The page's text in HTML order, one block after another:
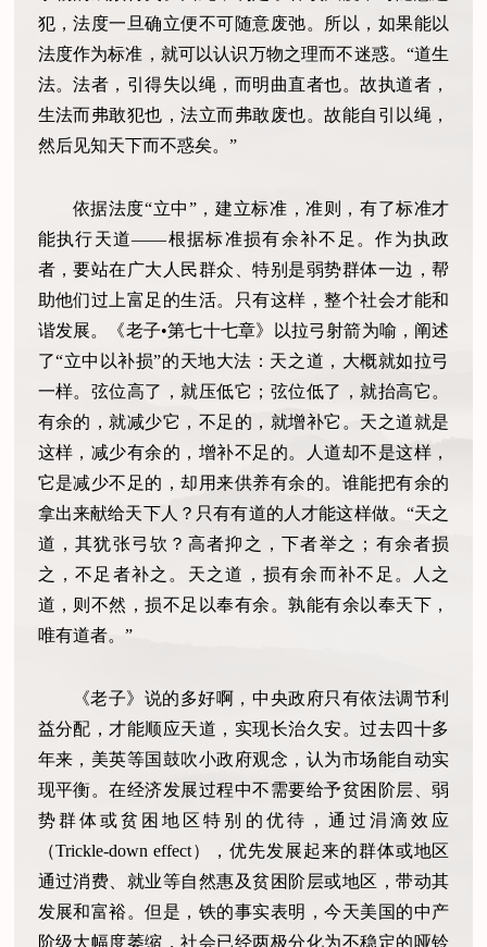
犯，法度一旦确立便不可随意废弛。所以，如果能以
法度作为标准，就可以认识万物之理而不迷惑。“道生
法。法者，引得失以绳，而明曲直者也。故执道者，
生法而弗敢犯也，法立而弗敢废也。故能自引以绳，
然后见知天下而不惑矣。”
依据法度“立中”，建立标准，准则，有了标准才
能执行天道——根据标准损有余补不足。作为执政
者，要站在广大人民群众、特别是弱势群体一边，帮
助他们过上富足的生活。只有这样，整个社会才能和
谐发展。《老子•第七十七章》以拉弓射箭为喻，阐述
了“立中以补损”的天地大法：天之道，大概就如拉弓
一样。弦位高了，就压低它；弦位低了，就抬高它。
有余的，就减少它，不足的，就增补它。天之道就是
这样，减少有余的，增补不足的。人道却不是这样，
它是减少不足的，却用来供养有余的。谁能把有余的
拿出来献给天下人？只有有道的人才能这样做。“天之
道，其犹张弓欤？高者抑之，下者举之；有余者损
之，不足者补之。天之道，损有余而补不足。人之
道，则不然，损不足以奉有余。孰能有余以奉天下，
唯有道者。”
《老子》说的多好啊，中央政府只有依法调节利
益分配，才能顺应天道，实现长治久安。过去四十多
年来，美英等国鼓吹小政府观念，认为市场能自动实
现平衡。在经济发展过程中不需要给予贫困阶层、弱
势群体或贫困地区特别的优待，通过涓滴效应
（Trickle-down effect），优先发展起来的群体或地区
通过消费、就业等自然惠及贫困阶层或地区，带动其
发展和富裕。但是，铁的事实表明，今天美国的中产
阶级大幅度萎缩，社会已经两极分化为不稳定的哑铃